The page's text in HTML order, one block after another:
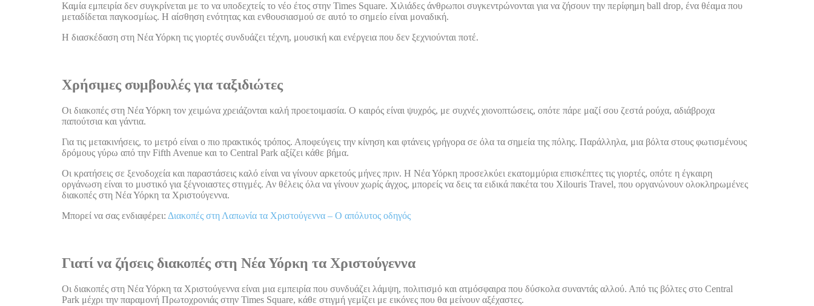
Καμία εμπειρία δεν συγκρίνεται με το να υποδεχτείς το νέο έτος στην Times Square. Χιλιάδες άνθρωποι συγκεντρώνονται για να ζήσουν την περίφημη ball drop, ένα θέαμα που
μεταδίδεται παγκοσμίως. Η αίσθηση ενότητας και ενθουσιασμού σε αυτό το σημείο είναι μοναδική.
Η διασκέδαση στη Νέα Υόρκη τις γιορτές συνδυάζει τέχνη, μουσική και ενέργεια που δεν ξεχνιούνται ποτέ.
Χρήσιμες συμβουλές για ταξιδιώτες
Οι διακοπές στη Νέα Υόρκη τον χειμώνα χρειάζονται καλή προετοιμασία. Ο καιρός είναι ψυχρός, με συχνές χιονοπτώσεις, οπότε πάρε μαζί σου ζεστά ρούχα, αδιάβροχα
παπούτσια και γάντια.
Για τις μετακινήσεις, το μετρό είναι ο πιο πρακτικός τρόπος. Αποφεύγεις την κίνηση και φτάνεις γρήγορα σε όλα τα σημεία της πόλης. Παράλληλα, μια βόλτα στους φωτισμένους
δρόμους γύρω από την Fifth Avenue και το Central Park αξίζει κάθε βήμα.
Οι κρατήσεις σε ξενοδοχεία και παραστάσεις καλό είναι να γίνουν αρκετούς μήνες πριν. Η Νέα Υόρκη προσελκύει εκατομμύρια επισκέπτες τις γιορτές, οπότε η έγκαιρη
οργάνωση είναι το μυστικό για ξέγνοιαστες στιγμές. Αν θέλεις όλα να γίνουν χωρίς άγχος, μπορείς να δεις τα ειδικά πακέτα του Xilouris Travel, που οργανώνουν ολοκληρωμένες
διακοπές στη Νέα Υόρκη τα Χριστούγεννα.
Mπορεί να σας ενδιαφέρει: Διακοπές στη Λαπωνία τα Χριστούγεννα – Ο απόλυτος οδηγός
Γιατί να ζήσεις διακοπές στη Νέα Υόρκη τα Χριστούγεννα
Οι διακοπές στη Νέα Υόρκη τα Χριστούγεννα είναι μια εμπειρία που συνδυάζει λάμψη, πολιτισμό και ατμόσφαιρα που δύσκολα συναντάς αλλού. Από τις βόλτες στο Central
Park μέχρι την παραμονή Πρωτοχρονιάς στην Times Square, κάθε στιγμή γεμίζει με εικόνες που θα μείνουν αξέχαστες.